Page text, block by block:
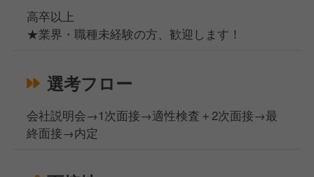
高卒以上
★業界・職種未経験の方、歓迎します！
選考フロー
会社説明会→1次面接→適性検査＋2次面接→最
終面接→内定